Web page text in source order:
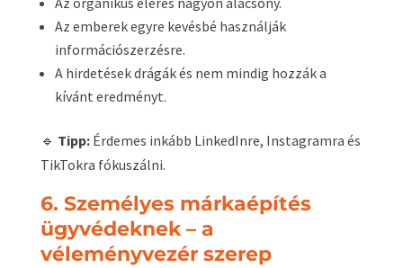
Az emberek egyre kevésbé használják
információszerzésre.
A hirdetések drágák és nem mindig hozzák a
kívánt eredményt.
🔹 Tipp:Érdemes inkább LinkedInre, Instagramra és
TikTokra fókuszálni.
6. Személyes márkaépítés
ügyvédeknek – a
véleményvezér szerep